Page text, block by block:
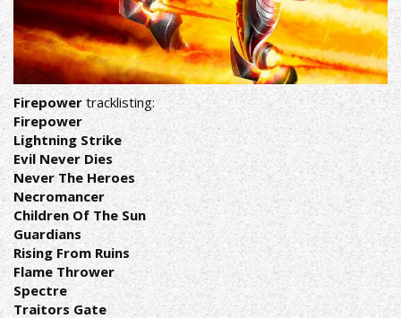
Firepowertracklisting:
Firepower
Lightning Strike
Evil Never Dies
Never The Heroes
Necromancer
Children Of The Sun
Guardians
Rising From Ruins
Flame Thrower
Spectre
Traitors Gate